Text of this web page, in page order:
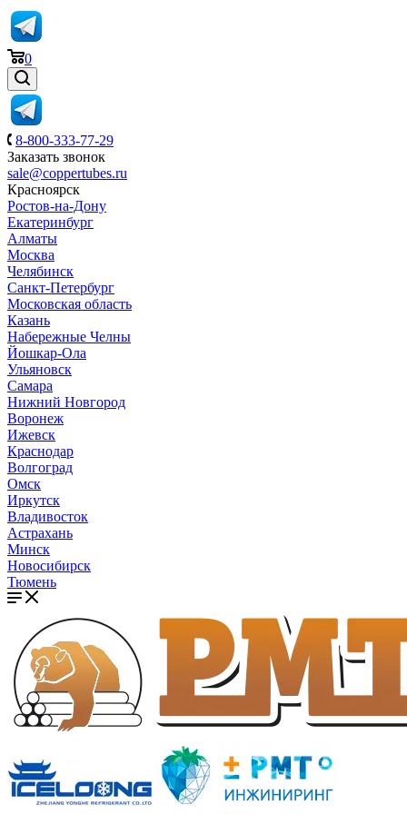
0
8-800-333-77-29
Заказать звонок
sale@coppertubes.ru
Красноярск
Ростов-на-Дону
Екатеринбург
Алматы
Москва
Челябинск
Санкт-Петербург
Московская область
Казань
Набережные Челны
Йошкар-Ола
Ульяновск
Самара
Нижний Новгород
Воронеж
Ижевск
Краснодар
Волгоград
Омск
Иркутск
Владивосток
Астрахань
Минск
Новосибирск
Тюмень